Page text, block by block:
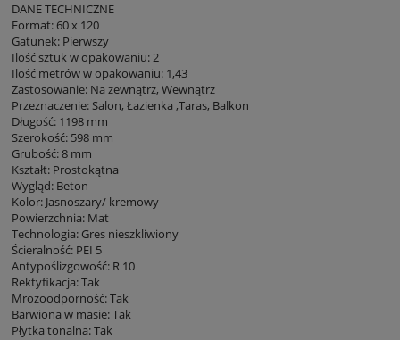
DANE TECHNICZNE
Format: 60 x 120
Gatunek: Pierwszy
Ilość sztuk w opakowaniu: 2
Ilość metrów w opakowaniu: 1,43
Zastosowanie: Na zewnątrz, Wewnątrz
Przeznaczenie: Salon, Łazienka ,Taras, Balkon
Długość: 1198 mm
Szerokość: 598 mm
Grubość: 8 mm
Kształt: Prostokątna
Wygląd: Beton
Kolor: Jasnoszary/ kremowy
Powierzchnia: Mat
Technologia: Gres nieszkliwiony
Ścieralność: PEI 5
Antypoślizgowość: R 10
Rektyfikacja: Tak
Mrozoodporność: Tak
Barwiona w masie: Tak
Płytka tonalna: Tak